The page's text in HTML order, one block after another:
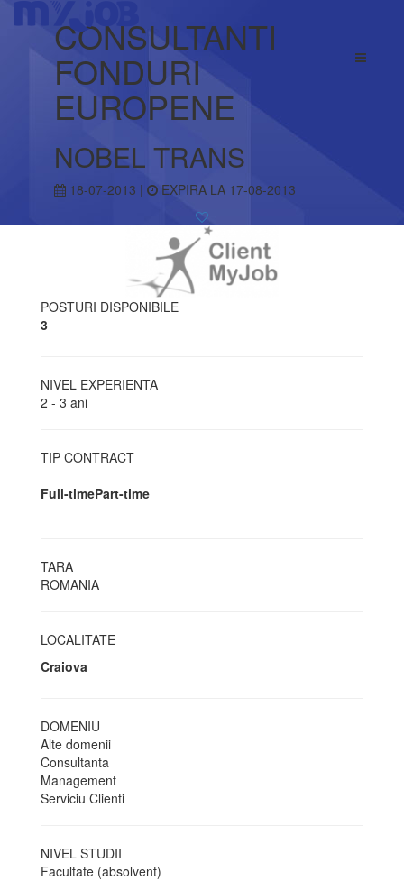
CONSULTANTI
FONDURI
EUROPENE
NOBEL TRANS
18-07-2013 | EXPIRA LA 17-08-2013
POSTURI DISPONIBILE
3
NIVEL EXPERIENTA
2 - 3 ani
TIP CONTRACT
Full-timePart-time
TARA
ROMANIA
LOCALITATE
Craiova
DOMENIU
Alte domenii
Consultanta
Management
Serviciu Clienti
NIVEL STUDII
Facultate (absolvent)